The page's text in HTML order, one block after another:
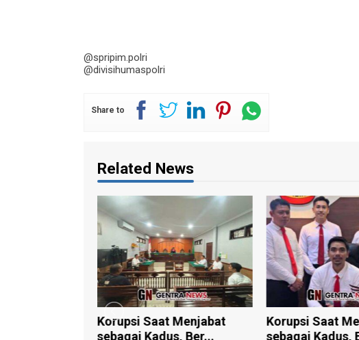
@spripim.polri
@divisihumaspolri
Share to
Related News
Korupsi Saat Menjabat
sebagai Kadus, Ber...
Korupsi Saat Menjabat
sebagai Kadus, Ber...